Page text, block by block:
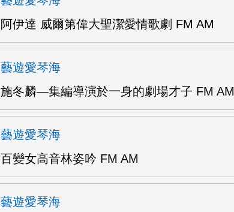
阿伊達 威爾第偉大聖潔愛情歌劇 FM AM
藝遊愛琴海
施冬麟—集編導演於一身的劇場才子 FM AM
藝遊愛琴海
百變女高音林姿吟 FM AM
藝遊愛琴海